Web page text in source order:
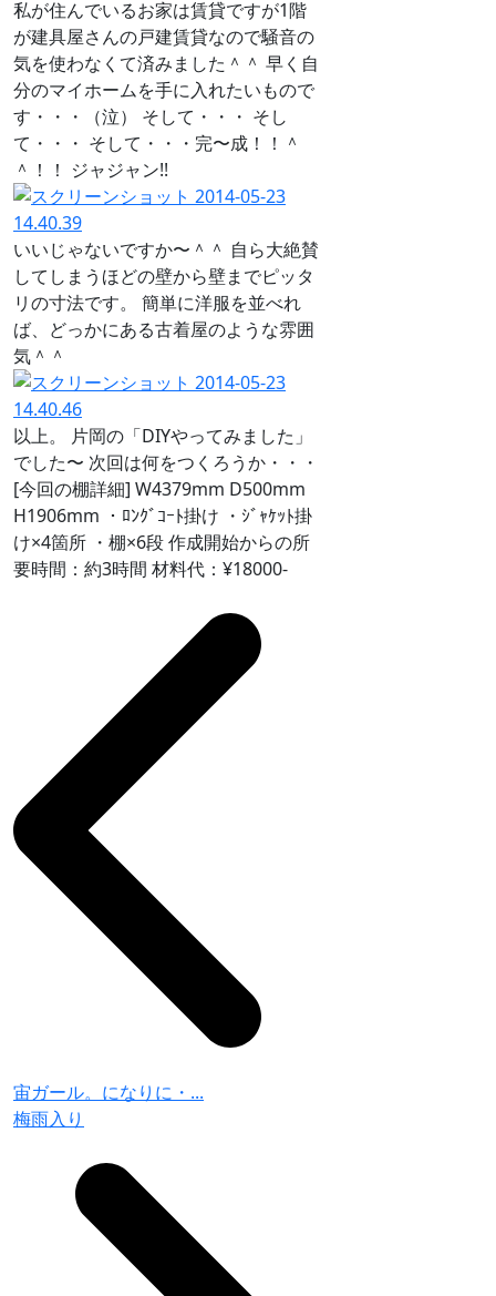
私が住んでいるお家は賃貸ですが1階
が建具屋さんの戸建賃貸なので騒音の
気を使わなくて済みました＾＾ 早く自
分のマイホームを手に入れたいもので
す・・・（泣） そして・・・ そし
て・・・ そして・・・完〜成！！＾
＾！！ ジャジャン!!
いいじゃないですか〜＾＾ 自ら大絶賛
してしまうほどの壁から壁までピッタ
リの寸法です。 簡単に洋服を並べれ
ば、どっかにある古着屋のような雰囲
気＾＾
以上。 片岡の「DIYやってみました」
でした〜 次回は何をつくろうか・・・
[今回の棚詳細] W4379mm D500mm
H1906mm ・ﾛﾝｸﾞｺｰﾄ掛け ・ｼﾞｬｹｯﾄ掛
け×4箇所 ・棚×6段 作成開始からの所
要時間：約3時間 材料代：¥18000-
宙ガール。になりに・...
梅雨入り